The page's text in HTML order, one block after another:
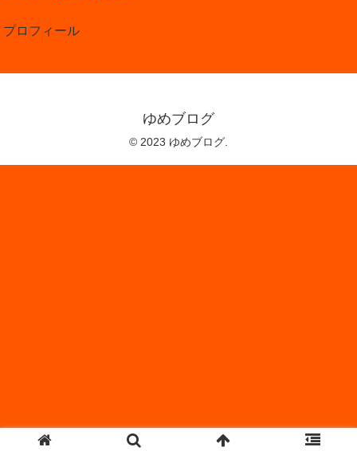
プロフィール
ゆめブログ
© 2023 ゆめブログ.